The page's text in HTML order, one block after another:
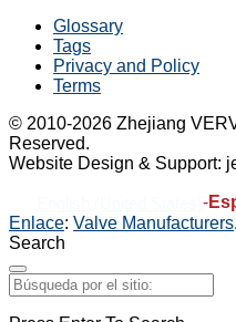
Glossary
Tags
Privacy and Policy
Terms
© 2010-2026 Zhejiang
Reserved.
Website Design & Support:
-
Enlace: Valve Manufacturers.
Search